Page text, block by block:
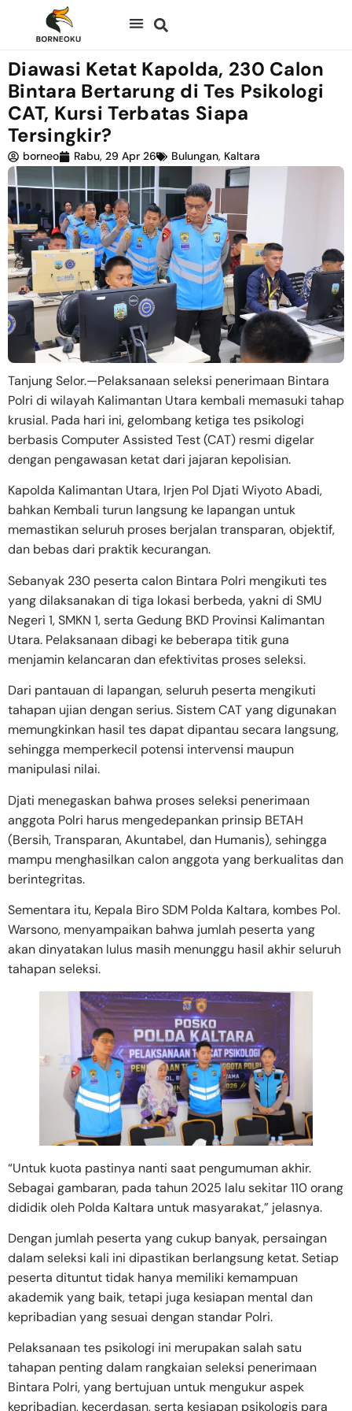
Diawasi Ketat Kapolda, 230 Calon
Bintara Bertarung di Tes Psikologi
CAT, Kursi Terbatas Siapa
Tersingkir?
borneo Rabu, 29 Apr 26 Bulungan, Kaltara
Tanjung Selor.—Pelaksanaan seleksi penerimaan Bintara
Polri di wilayah Kalimantan Utara kembali memasuki tahap
krusial. Pada hari ini, gelombang ketiga tes psikologi
berbasis Computer Assisted Test (CAT) resmi digelar
dengan pengawasan ketat dari jajaran kepolisian.
Kapolda Kalimantan Utara, Irjen Pol Djati Wiyoto Abadi,
bahkan Kembali turun langsung ke lapangan untuk
memastikan seluruh proses berjalan transparan, objektif,
dan bebas dari praktik kecurangan.
Sebanyak 230 peserta calon Bintara Polri mengikuti tes
yang dilaksanakan di tiga lokasi berbeda, yakni di SMU
Negeri 1, SMKN 1, serta Gedung BKD Provinsi Kalimantan
Utara. Pelaksanaan dibagi ke beberapa titik guna
menjamin kelancaran dan efektivitas proses seleksi.
Dari pantauan di lapangan, seluruh peserta mengikuti
tahapan ujian dengan serius. Sistem CAT yang digunakan
memungkinkan hasil tes dapat dipantau secara langsung,
sehingga memperkecil potensi intervensi maupun
manipulasi nilai.
Djati menegaskan bahwa proses seleksi penerimaan
anggota Polri harus mengedepankan prinsip BETAH
(Bersih, Transparan, Akuntabel, dan Humanis), sehingga
mampu menghasilkan calon anggota yang berkualitas dan
berintegritas.
Sementara itu, Kepala Biro SDM Polda Kaltara, kombes Pol.
Warsono, menyampaikan bahwa jumlah peserta yang
akan dinyatakan lulus masih menunggu hasil akhir seluruh
tahapan seleksi.
“Untuk kuota pastinya nanti saat pengumuman akhir.
Sebagai gambaran, pada tahun 2025 lalu sekitar 110 orang
dididik oleh Polda Kaltara untuk masyarakat,” jelasnya.
Dengan jumlah peserta yang cukup banyak, persaingan
dalam seleksi kali ini dipastikan berlangsung ketat. Setiap
peserta dituntut tidak hanya memiliki kemampuan
akademik yang baik, tetapi juga kesiapan mental dan
kepribadian yang sesuai dengan standar Polri.
Pelaksanaan tes psikologi ini merupakan salah satu
tahapan penting dalam rangkaian seleksi penerimaan
Bintara Polri, yang bertujuan untuk mengukur aspek
kepribadian, kecerdasan, serta kesiapan psikologis para